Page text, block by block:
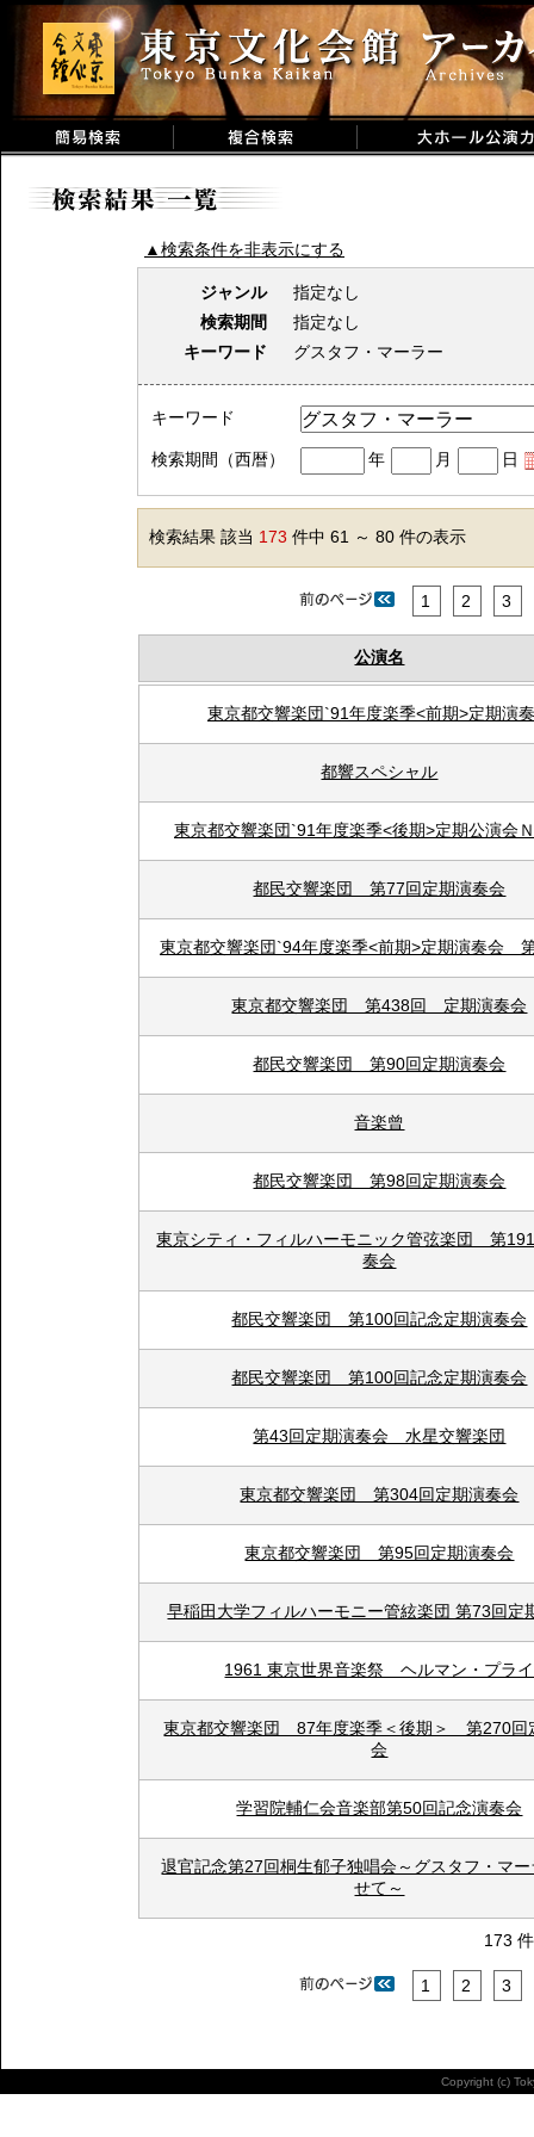
▲検索条件を非表示にする
ジャンル
指定なし
検索期間
指定なし
キーワード
グスタフ・マーラー
キーワード
検索期間（西暦） 年 月 日
検索結果 該当 173 件中 61 ～ 80 件の表示
1 2 3
公演名
東京都交響楽団`91年度楽季<前期>定期演
都響スペシャル
東京都交響楽団`91年度楽季<後期>定期公演会
都民交響楽団 第77回定期演奏会
東京都交響楽団`94年度楽季<前期>定期演奏会
東京都交響楽団 第438回 定期演奏会
都民交響楽団 第90回定期演奏会
音楽曾
都民交響楽団 第98回定期演奏会
東京シティ・フィルハーモニック管弦楽団 第
奏会
都民交響楽団 第100回記念定期演奏会
都民交響楽団 第100回記念定期演奏会
第43回定期演奏会 水星交響楽団
東京都交響楽団 第304回定期演奏会
東京都交響楽団 第95回定期演奏会
早稲田大学フィルハーモニー管絃楽団 第73回定
1961 東京世界音楽祭 ヘルマン・プライ
東京都交響楽団 87年度楽季＜後期＞ 第270回
会
学習院輔仁会音楽部第50回記念演奏会
退官記念第27回桐生郁子独唱会～グスタフ・マ
せて～
173
1 2 3
Copyright (c)